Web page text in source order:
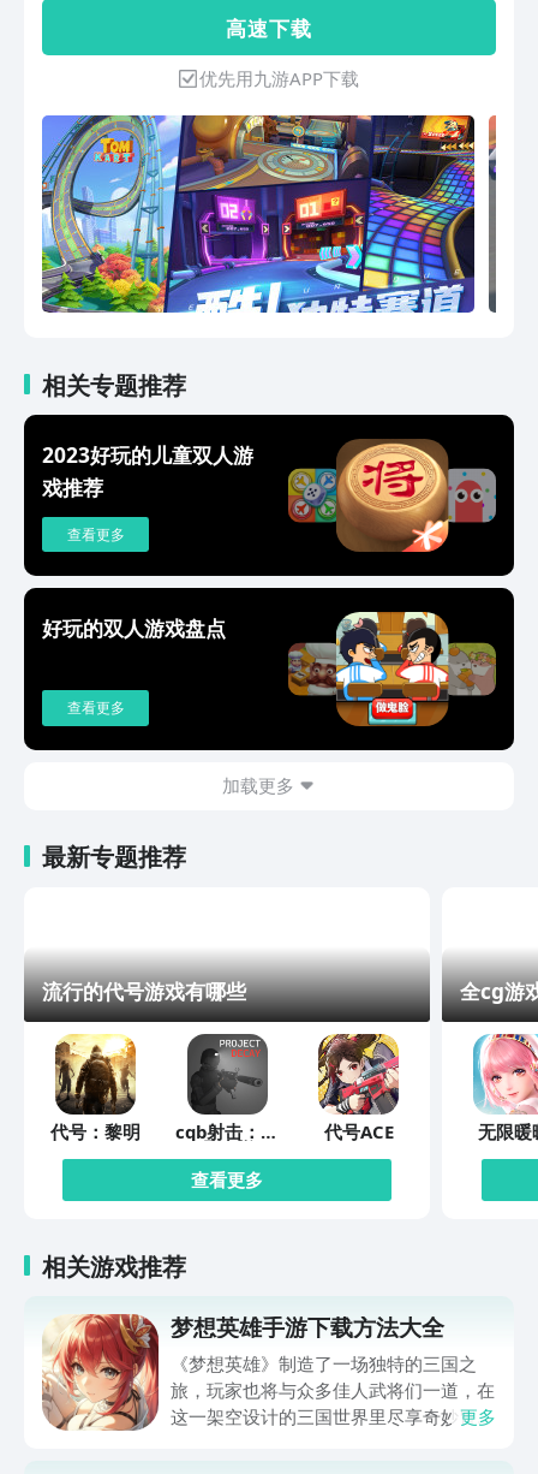
竞速赛、道具赛、剧情模式各种类型的比
赛让游戏体验妙趣横生！快来体验赛车的
速度与激情，一起漂移吧！
高 速 下 载
优先用九游APP下载
相关专题推荐
2023好玩的儿童双人游
戏推荐
查看更多
好玩的双人游戏盘点
查看更多
加载更多
最新专题推荐
流行的代号游戏有哪些
代号：黎明 cqb射击：代
号腐烂
代号ACE
查看更多
全cg游
无限暖
相关游戏推荐
梦想英雄手游下载方法大全
《梦想英雄》制造了一场独特的三国之
旅，玩家也将与众多佳人武将们一道，在
这一架空设计的三国世界里尽享奇妙冒更多